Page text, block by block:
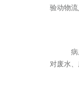
验动物流
对废水